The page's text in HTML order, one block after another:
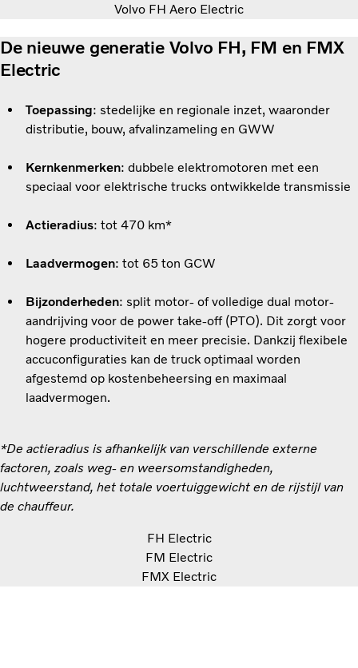
Volvo FH Aero Electric
De nieuwe generatie Volvo FH, FM en FMX
Electric
Toepassing: stedelijke en regionale inzet, waaronder
distributie, bouw, afvalinzameling en GWW
Kernkenmerken: dubbele elektromotoren met een
speciaal voor elektrische trucks ontwikkelde transmissie
Actieradius: tot 470 km*
Laadvermogen: tot 65 ton GCW
Bijzonderheden: split motor- of volledige dual motor-
aandrijving voor de power take-off (PTO). Dit zorgt voor
hogere productiviteit en meer precisie. Dankzij flexibele
accuconfiguraties kan de truck optimaal worden
afgestemd op kostenbeheersing en maximaal
laadvermogen.
*De actieradius is afhankelijk van verschillende externe
factoren, zoals weg- en weersomstandigheden,
luchtweerstand, het totale voertuiggewicht en de rijstijl van
de chauffeur.
FH Electric
FM Electric
FMX Electric